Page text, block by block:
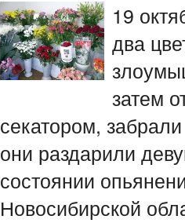
19
два
затем
секатором,
они раздарили
состоянии
Новосибирской